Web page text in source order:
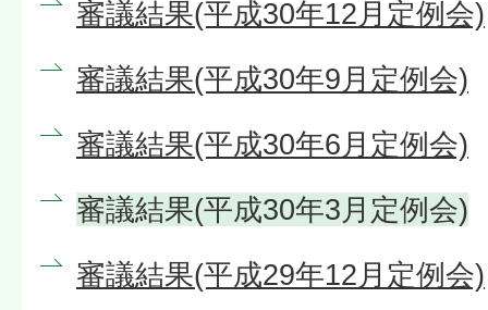
審議結果(平成30年12月定例会)
審議結果(平成30年9月定例会)
審議結果(平成30年6月定例会)
審議結果(平成30年3月定例会)
審議結果(平成29年12月定例会)